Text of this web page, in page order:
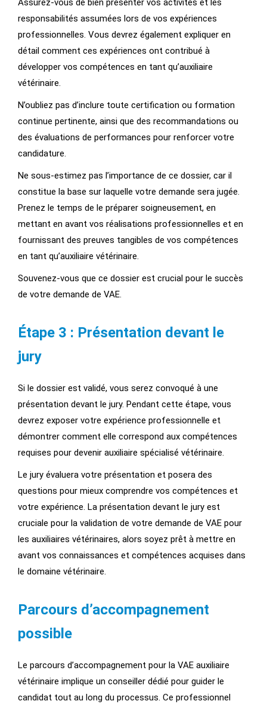
Assurez-vous de bien présenter vos activités et les
responsabilités assumées lors de vos expériences
professionnelles. Vous devrez également expliquer en
détail comment ces expériences ont contribué à
développer vos compétences en tant qu’auxiliaire
vétérinaire.
N’oubliez pas d’inclure toute certification ou formation
continue pertinente, ainsi que des recommandations ou
des évaluations de performances pour renforcer votre
candidature.
Ne sous-estimez pas l’importance de ce dossier, car il
constitue la base sur laquelle votre demande sera jugée.
Prenez le temps de le préparer soigneusement, en
mettant en avant vos réalisations professionnelles et en
fournissant des preuves tangibles de vos compétences
en tant qu’auxiliaire vétérinaire.
Souvenez-vous que ce dossier est crucial pour le succès
de votre demande de VAE.
Étape 3 : Présentation devant le
jury
Si le dossier est validé, vous serez convoqué à une
présentation devant le jury. Pendant cette étape, vous
devrez exposer votre expérience professionnelle et
démontrer comment elle correspond aux compétences
requises pour devenir auxiliaire spécialisé vétérinaire.
Le jury évaluera votre présentation et posera des
questions pour mieux comprendre vos compétences et
votre expérience. La présentation devant le jury est
cruciale pour la validation de votre demande de VAE pour
les auxiliaires vétérinaires, alors soyez prêt à mettre en
avant vos connaissances et compétences acquises dans
le domaine vétérinaire.
Parcours d’accompagnement
possible
Le parcours d’accompagnement pour la VAE auxiliaire
vétérinaire implique un conseiller dédié pour guider le
candidat tout au long du processus. Ce professionnel